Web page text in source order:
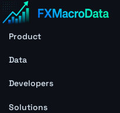
Product
Data
Developers
Solutions